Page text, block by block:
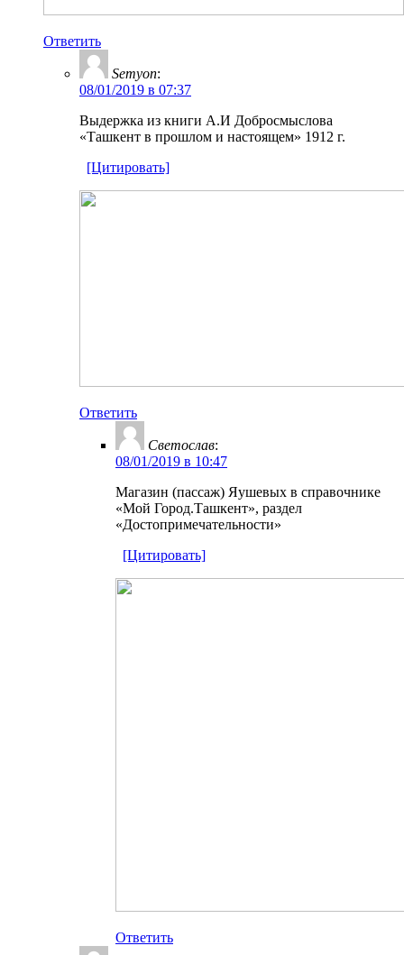
Ответить
Semyon:
08/01/2019 в 07:37
Выдержка из книги А.И Добросмыслова
«Ташкент в прошлом и настоящем» 1912 г.
[Цитировать]
Ответить
Светослав:
08/01/2019 в 10:47
Магазин (пассаж) Яушевых в справочнике
«Мой Город.Ташкент», раздел
«Достопримечательности»
[Цитировать]
Ответить